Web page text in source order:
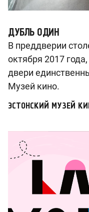
ДУБЛЬ ОДИН
В преддверии
октября 2017
двери
Музей кино.
ЭСТОНСКИЙ МУЗЕЙ